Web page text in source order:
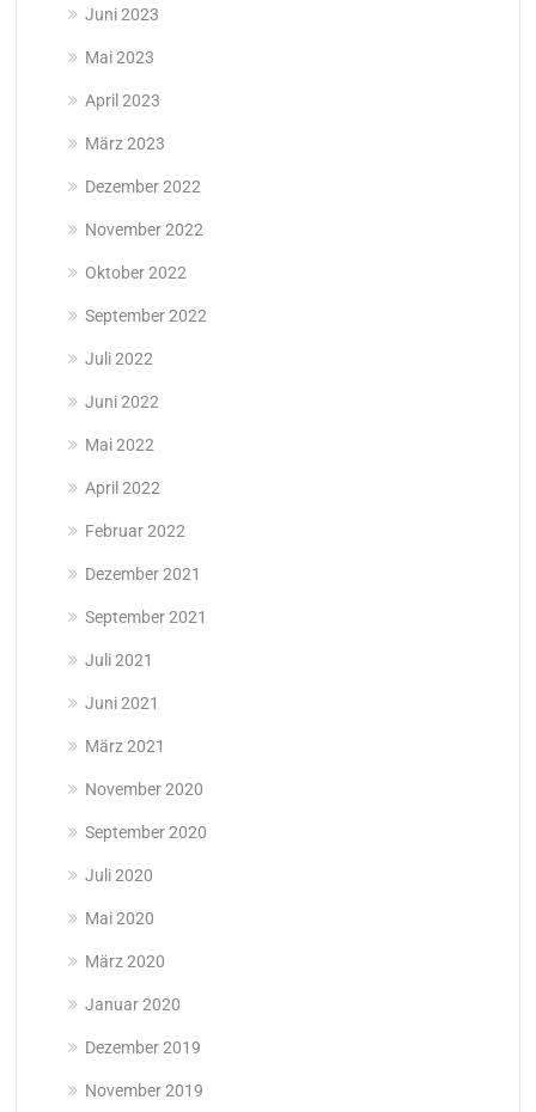
Juni 2023
Mai 2023
April 2023
März 2023
Dezember 2022
November 2022
Oktober 2022
September 2022
Juli 2022
Juni 2022
Mai 2022
April 2022
Februar 2022
Dezember 2021
September 2021
Juli 2021
Juni 2021
März 2021
November 2020
September 2020
Juli 2020
Mai 2020
März 2020
Januar 2020
Dezember 2019
November 2019